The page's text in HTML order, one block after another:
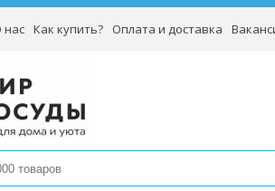
нас Как купить? Оплата и доставка